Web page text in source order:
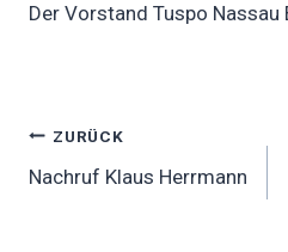
Der Vorstand Tuspo Nassau
ZURÜCK
Nachruf Klaus Herrmann